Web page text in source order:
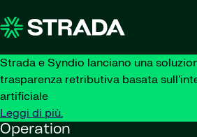
Strada e Syndio lanciano una
trasparenza retributiva basata
artificiale
Leggi di più.
Operation